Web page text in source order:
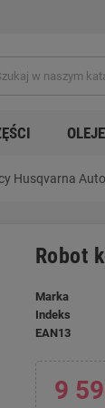
Husqvarna
Robot
Marka
Indeks
EAN13
9